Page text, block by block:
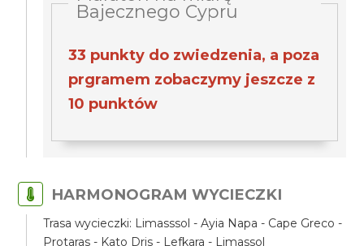
Bajecznego Cypru
33 punkty do zwiedzenia, a poza
prgramem zobaczymy jeszcze z
10 punktów
HARMONOGRAM WYCIECZKI
Trasa wycieczki: Limasssol - Ayia Napa - Cape Greco -
Protaras - Kato Dris - Lefkara - Limassol